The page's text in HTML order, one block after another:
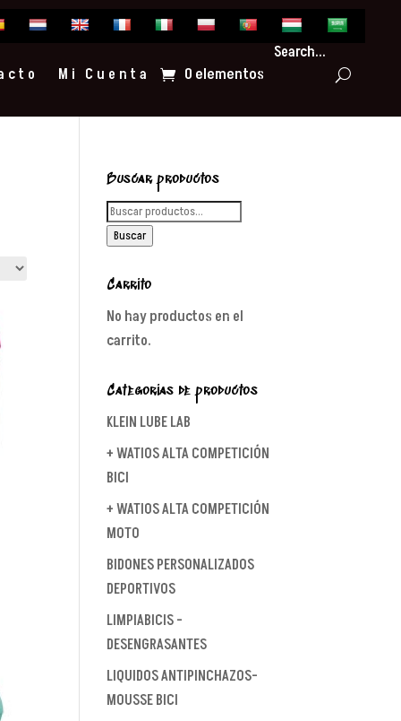
Mi Cuenta 0 elementos
Search...
Buscar productos
Buscar
por:
Buscar
Carrito
No hay productos en el
carrito.
Categorías de productos
KLEIN LUBE LAB
+ WATIOS ALTA COMPETICIÓN
BICI
+ WATIOS ALTA COMPETICIÓN
MOTO
BIDONES PERSONALIZADOS
DEPORTIVOS
LIMPIABICIS -
DESENGRASANTES
LIQUIDOS ANTIPINCHAZOS-
MOUSSE BICI